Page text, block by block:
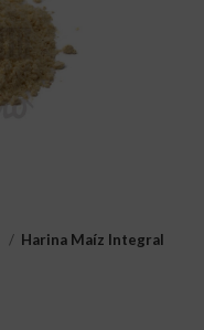
Harina Maíz Integral